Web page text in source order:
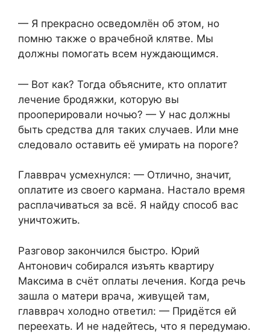
— Я прекрасно осведомлён об этом, но
помню также о врачебной клятве. Мы
должны помогать всем нуждающимся.
— Вот как? Тогда объясните, кто оплатит
лечение бродяжки, которую вы
прооперировали ночью? — У нас должны
быть средства для таких случаев. Или мне
следовало оставить её умирать на пороге?
Главврач усмехнулся: — Отлично, значит,
оплатите из своего кармана. Настало время
расплачиваться за всё. Я найду способ вас
уничтожить.
Разговор закончился быстро. Юрий
Антонович собирался изъять квартиру
Максима в счёт оплаты лечения. Когда речь
зашла о матери врача, живущей там,
главврач холодно ответил: — Придётся ей
переехать. И не надейтесь, что я передумаю.